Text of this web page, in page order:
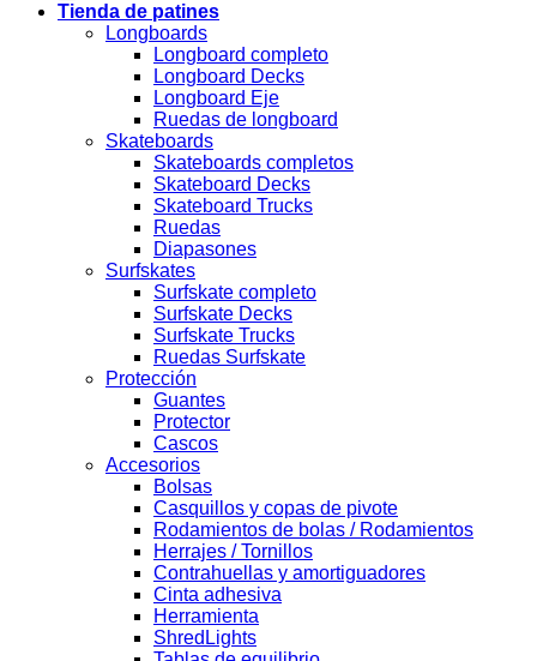
Tienda de patines
Longboards
Longboard completo
Longboard Decks
Longboard Eje
Ruedas de longboard
Skateboards
Skateboards completos
Skateboard Decks
Skateboard Trucks
Ruedas
Diapasones
Surfskates
Surfskate completo
Surfskate Decks
Surfskate Trucks
Ruedas Surfskate
Protección
Guantes
Protector
Cascos
Accesorios
Bolsas
Casquillos y copas de pivote
Rodamientos de bolas / Rodamientos
Herrajes / Tornillos
Contrahuellas y amortiguadores
Cinta adhesiva
Herramienta
ShredLights